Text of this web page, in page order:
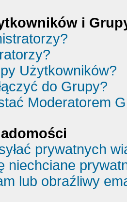
i
Użytkowników?
do Grupy?
Moderatorem
prywatnych
niechciane
lub obraźliwy